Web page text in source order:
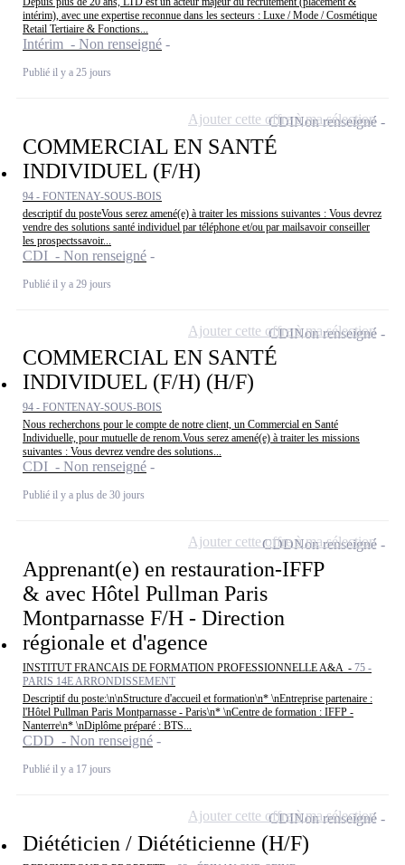
intérim), avec une expertise reconnue dans les secteurs : Luxe / Mode / Cosmétique
Retail Tertiaire & Fonctions...
Intérim - Non renseigné
Publié il y a 25 jours
COMMERCIAL EN SANTÉ
INDIVIDUEL (F/H)
94 - FONTENAY-SOUS-BOIS
descriptif du posteVous serez amené(e) à traiter les missions suivantes : Vous devrez
vendre des solutions santé individuel par téléphone et/ou par mailsavoir conseiller
les prospectssavoir...
CDI - Non renseigné
Publié il y a 29 jours
CDINon renseigné
Ajouter cette offre à ma sélection
COMMERCIAL EN SANTÉ
INDIVIDUEL (F/H) (H/F)
94 - FONTENAY-SOUS-BOIS
Nous recherchons pour le compte de notre client, un Commercial en Santé
Individuelle, pour mutuelle de renom.Vous serez amené(e) à traiter les missions
suivantes : Vous devrez vendre des solutions...
CDI - Non renseigné
Publié il y a plus de 30 jours
CDINon renseigné
Ajouter cette offre à ma sélection
Apprenant(e) en restauration-IFFP
& avec Hôtel Pullman Paris
Montparnasse F/H - Direction
régionale et d'agence
INSTITUT FRANCAIS DE FORMATION PROFESSIONNELLE A&A - 75 -
PARIS 14E ARRONDISSEMENT
Descriptif du poste:\n\nStructure d'accueil et formation\n* \nEntreprise partenaire :
l'Hôtel Pullman Paris Montparnasse - Paris\n* \nCentre de formation : IFFP -
Nanterre\n* \nDiplôme préparé : BTS...
CDD - Non renseigné
Publié il y a 17 jours
CDDNon renseigné
Ajouter cette offre à ma sélection
Diététicien / Diététicienne (H/F)
CDINon renseigné
Ajouter cette offre à ma sélection